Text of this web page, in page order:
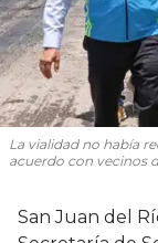
La vialidad no había
acuerdo con vecinos
San Juan del